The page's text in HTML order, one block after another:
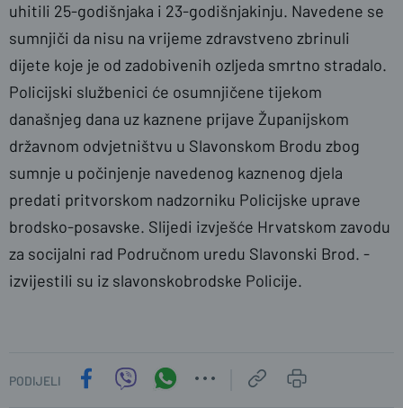
uhitili 25-godišnjaka i 23-godišnjakinju. Navedene se
sumnjiči da nisu na vrijeme zdravstveno zbrinuli
dijete koje je od zadobivenih ozljeda smrtno stradalo.
Policijski službenici će osumnjičene tijekom
današnjeg dana uz kaznene prijave Županijskom
državnom odvjetništvu u Slavonskom Brodu zbog
sumnje u počinjenje navedenog kaznenog djela
predati pritvorskom nadzorniku Policijske uprave
brodsko-posavske. Slijedi izvješće Hrvatskom zavodu
za socijalni rad Područnom uredu Slavonski Brod. -
izvijestili su iz slavonskobrodske Policije.
PODIJELI